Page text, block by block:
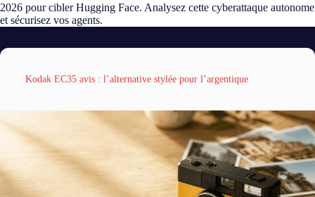
2026 pour cibler Hugging Face. Analysez cette cyberattaque autonome
et sécurisez vos agents.
Kodak EC35 avis : l’alternative stylée pour l’argentique